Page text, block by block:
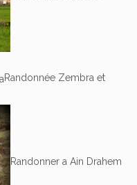
Randonnée Zembra et
Randonner a Ain Drahem